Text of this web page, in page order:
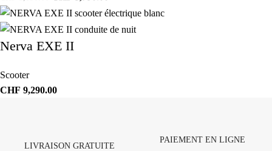
Nerva EXE II
Scooter
CHF 9,290.00
LIVRAISON GRATUITE
PAIEMENT EN LIGNE